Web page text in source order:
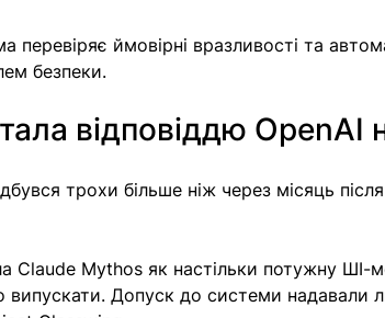
перевіряє ймовірні вразливості та
безпеки.
відповіддю OpenAI
трохи більше ніж через місяць
Claude Mythos як настільки потужну ШІ-
випускати. Допуск до системи